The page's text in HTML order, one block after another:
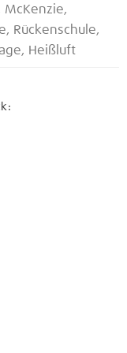
McKenzie,
Rückenschule,
Heißluft